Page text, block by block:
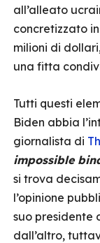
all’alleato
concretizzato
milioni di
una fitta
Tutti questi
Biden abbia
giornalista di
impossible
si trova
l’opinione
suo presidente
dall’altro,